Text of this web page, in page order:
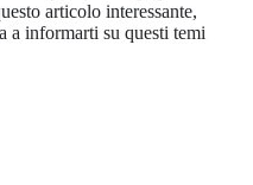
articolo interessante,
a informarti su questi temi